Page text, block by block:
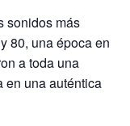
sonidos más
80, una época en
a toda una
en una auténtica